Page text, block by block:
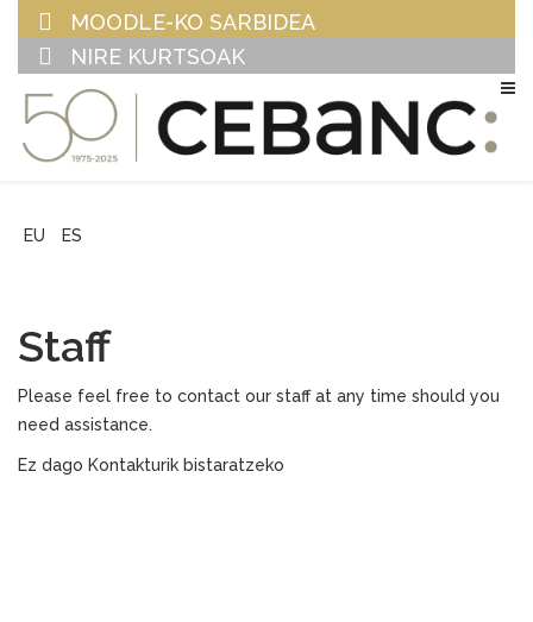
MOODLE-KO SARBIDEA
NIRE KURTSOAK
EU ES
Staff
Please feel free to contact our staff at any time should you
need assistance.
Ez dago Kontakturik bistaratzeko